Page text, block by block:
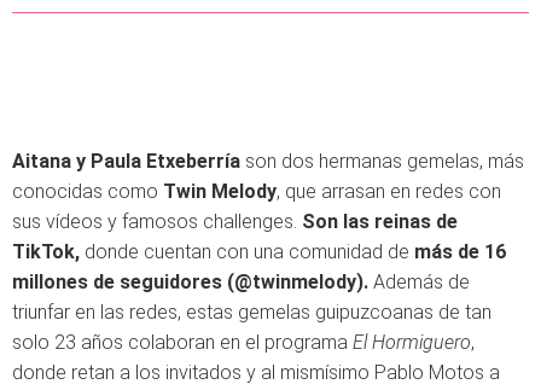
Aitana y Paula Etxeberría son dos hermanas gemelas, más
conocidas como Twin Melody, que arrasan en redes con
sus vídeos y famosos challenges. Son las reinas de
TikTok, donde cuentan con una comunidad de más de 16
millones de seguidores (@twinmelody). Además de
triunfar en las redes, estas gemelas guipuzcoanas de tan
solo 23 años colaboran en el programa El Hormiguero,
donde retan a los invitados y al mismísimo Pablo Motos a